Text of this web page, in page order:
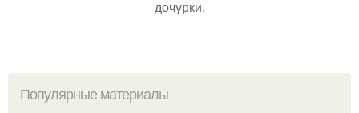
дочурки.
Популярные материалы